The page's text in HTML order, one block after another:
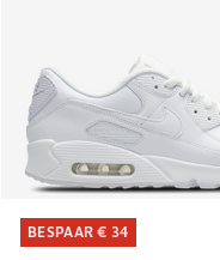
BESPAAR € 34
BESPAAR € 34